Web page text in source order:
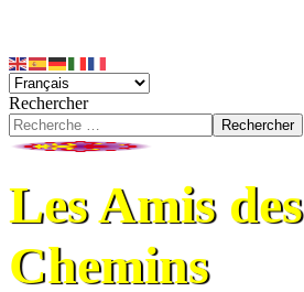
Rechercher
Rechercher
Les Amis des
Chemins